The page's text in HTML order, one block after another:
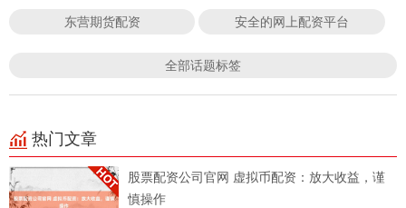
东营期货配资 安全的网上配资平台
全部话题标签
热门文章
股票配资公司官网 虚拟币配资：放大收益，谨
慎操作